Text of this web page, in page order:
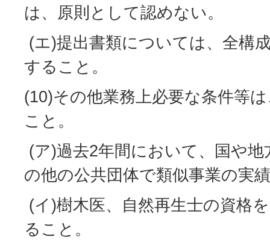
は、原則として認めない。
(エ)提出書類については、全構
すること。
(10)その他業務上必要な条件等
こと。
(ア)過去2年間において、国や
の他の公共団体で類似事業の実
(イ)樹木医、自然再生士の資格
ること。